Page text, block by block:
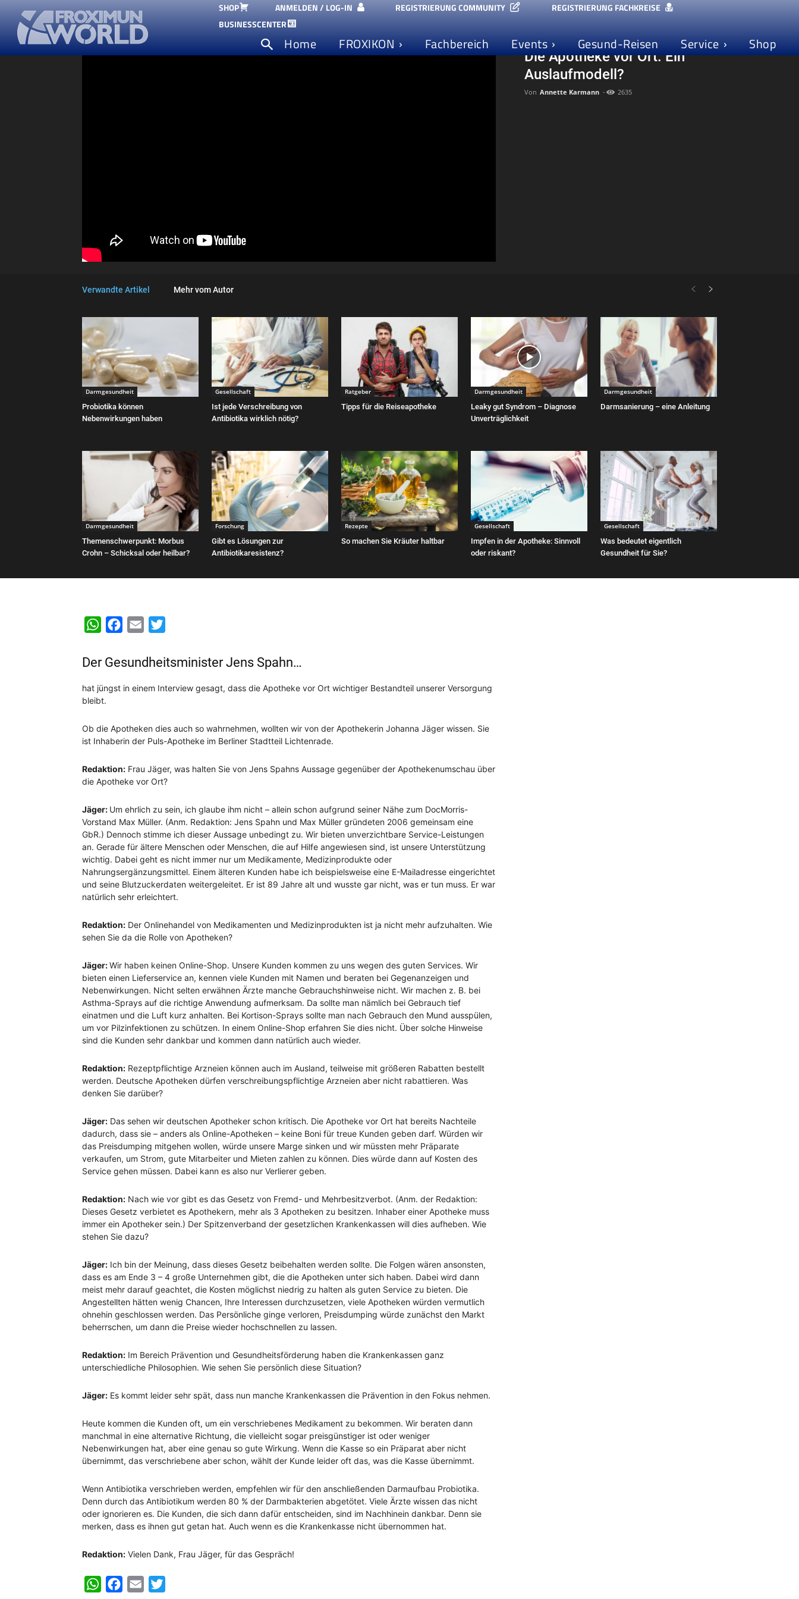
SHOP ANMELDEN / LOG-IN REGISTRIERUNG COMMUNITY
REGISTRIERUNG FACHKREISE
BUSINESSCENTER
Home FROXIKON Fachbereich Events Gesund-Reisen Service Shop
Start Video
Die Apotheke vor Ort. Ein
Auslaufmodell?
Von Annette Karmann - 2635
Verwandte Artikel Mehr vom Autor
Darmgesundheit
Probiotika können
Nebenwirkungen haben
Gesellschaft
Ist jede Verschreibung von
Antibiotika wirklich nötig?
Ratgeber
Tipps für die Reiseapotheke
Darmgesundheit
Leaky gut Syndrom – Diagnose
Unverträglichkeit
Darmgesundheit
Darmsanierung – eine Anleitung
Darmgesundheit
Themenschwerpunkt: Morbus
Crohn – Schicksal oder heilbar?
Forschung
Gibt es Lösungen zur
Antibiotikaresistenz?
Rezepte
So machen Sie Kräuter haltbar
Gesellschaft
Impfen in der Apotheke: Sinnvoll
oder riskant?
Gesellschaft
Was bedeutet eigentlich
Gesundheit für Sie?
WhatsAppFacebook
Email
Der Gesundheitsminister Jens Spahn…
hat jüngst in einem Interview gesagt, dass die Apotheke vor Ort wichtiger Bestandteil unserer Versorgung
bleibt.
Ob die Apotheken dies auch so wahrnehmen, wollten wir von der Apothekerin Johanna Jäger wissen. Sie
ist Inhaberin der Puls-Apotheke im Berliner Stadtteil Lichtenrade.
Redaktion: Frau Jäger, was halten Sie von Jens Spahns Aussage gegenüber der Apothekenumschau über
die Apotheke vor Ort?
Jäger: Um ehrlich zu sein, ich glaube ihm nicht – allein schon aufgrund seiner Nähe zum DocMorris-
Vorstand Max Müller. (Anm. Redaktion: Jens Spahn und Max Müller gründeten 2006 gemeinsam eine
GbR.) Dennoch stimme ich dieser Aussage unbedingt zu. Wir bieten unverzichtbare Service-Leistungen
an. Gerade für ältere Menschen oder Menschen, die auf Hilfe angewiesen sind, ist unsere Unterstützung
wichtig. Dabei geht es nicht immer nur um Medikamente, Medizinprodukte oder
Nahrungsergänzungsmittel. Einem älteren Kunden habe ich beispielsweise eine E-Mailadresse eingerichtet
und seine Blutzuckerdaten weitergeleitet. Er ist 89 Jahre alt und wusste gar nicht, was er tun muss. Er war
natürlich sehr erleichtert.
Redaktion: Der Onlinehandel von Medikamenten und Medizinprodukten ist ja nicht mehr aufzuhalten. Wie
sehen Sie da die Rolle von Apotheken?
Jäger:Wir haben keinen Online-Shop. Unsere Kunden kommen zu uns wegen des guten Services. Wir
bieten einen Lieferservice an, kennen viele Kunden mit Namen und beraten bei Gegenanzeigen und
Nebenwirkungen. Nicht selten erwähnen Ärzte manche Gebrauchshinweise nicht. Wir machen z. B. bei
Asthma-Sprays auf die richtige Anwendung aufmerksam. Da sollte man nämlich bei Gebrauch tief
einatmen und die Luft kurz anhalten. Bei Kortison-Sprays sollte man nach Gebrauch den Mund ausspülen,
um vor Pilzinfektionen zu schützen. In einem Online-Shop erfahren Sie dies nicht. Über solche Hinweise
sind die Kunden sehr dankbar und kommen dann natürlich auch wieder.
Redaktion: Rezeptpflichtige Arzneien können auch im Ausland, teilweise mit größeren Rabatten bestellt
werden. Deutsche Apotheken dürfen verschreibungspflichtige Arzneien aber nicht rabattieren. Was
denken Sie darüber?
Jäger: Das sehen wir deutschen Apotheker schon kritisch. Die Apotheke vor Ort hat bereits Nachteile
dadurch, dass sie – anders als Online-Apotheken – keine Boni für treue Kunden geben darf. Würden wir
das Preisdumping mitgehen wollen, würde unsere Marge sinken und wir müssten mehr Präparate
verkaufen, um Strom, gute Mitarbeiter und Mieten zahlen zu können. Dies würde dann auf Kosten des
Service gehen müssen. Dabei kann es also nur Verlierer geben.
Redaktion: Nach wie vor gibt es das Gesetz von Fremd- und Mehrbesitzverbot. (Anm. der Redaktion:
Dieses Gesetz verbietet es Apothekern, mehr als 3 Apotheken zu besitzen. Inhaber einer Apotheke muss
immer ein Apotheker sein.) Der Spitzenverband der gesetzlichen Krankenkassen will dies aufheben. Wie
stehen Sie dazu?
Jäger: Ich bin der Meinung, dass dieses Gesetz beibehalten werden sollte. Die Folgen wären ansonsten,
dass es am Ende 3 – 4 große Unternehmen gibt, die die Apotheken unter sich haben. Dabei wird dann
meist mehr darauf geachtet, die Kosten möglichst niedrig zu halten als guten Service zu bieten. Die
Angestellten hätten wenig Chancen, Ihre Interessen durchzusetzen, viele Apotheken würden vermutlich
ohnehin geschlossen werden. Das Persönliche ginge verloren, Preisdumping würde zunächst den Markt
beherrschen, um dann die Preise wieder hochschnellen zu lassen.
Redaktion: Im Bereich Prävention und Gesundheitsförderung haben die Krankenkassen ganz
unterschiedliche Philosophien. Wie sehen Sie persönlich diese Situation?
Jäger: Es kommt leider sehr spät, dass nun manche Krankenkassen die Prävention in den Fokus nehmen.
Heute kommen die Kunden oft, um ein verschriebenes Medikament zu bekommen. Wir beraten dann
manchmal in eine alternative Richtung, die vielleicht sogar preisgünstiger ist oder weniger
Nebenwirkungen hat, aber eine genau so gute Wirkung. Wenn die Kasse so ein Präparat aber nicht
übernimmt, das verschriebene aber schon, wählt der Kunde leider oft das, was die Kasse übernimmt.
Wenn Antibiotika verschrieben werden, empfehlen wir für den anschließenden Darmaufbau Probiotika.
Denn durch das Antibiotikum werden 80 % der Darmbakterien abgetötet. Viele Ärzte wissen das nicht
oder ignorieren es. Die Kunden, die sich dann dafür entscheiden, sind im Nachhinein dankbar. Denn sie
merken, dass es ihnen gut getan hat. Auch wenn es die Krankenkasse nicht übernommen hat.
Redaktion: Vielen Dank, Frau Jäger, für das Gespräch!
WhatsAppFacebook
Email